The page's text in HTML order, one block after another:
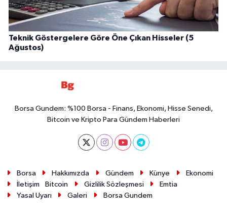
Teknik Göstergelere Göre Öne Çıkan Hisseler (5
Ağustos)
Borsa Gundem: %100 Borsa - Finans, Ekonomi, Hisse Senedi,
Bitcoin ve Kripto Para Gündem Haberleri
Borsa Hakkımızda Gündem Künye
Ekonomi
İletişim
Bitcoin Gizlilik Sözleşmesi
Emtia
Yasal Uyarı
Galeri Borsa Gundem